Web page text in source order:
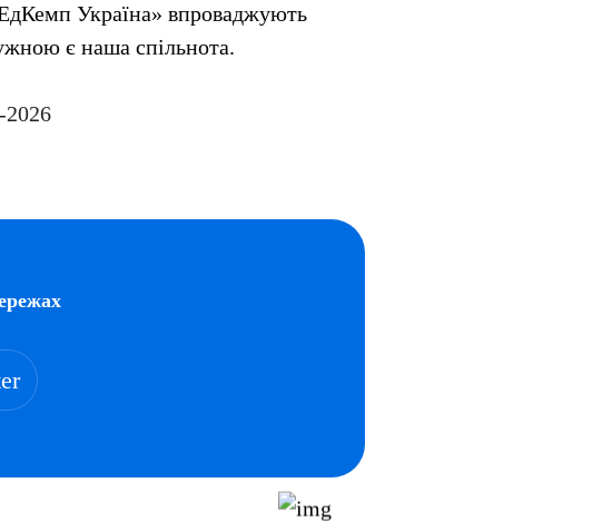
Україна» впроваджують
є наша спільнота.